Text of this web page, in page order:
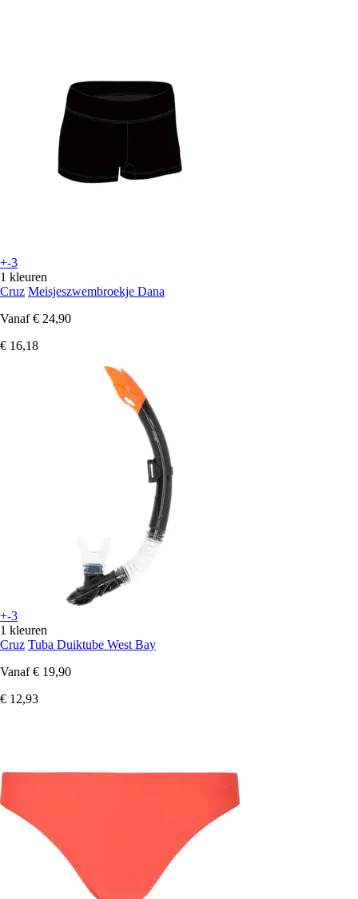
+-3
1 kleuren
Cruz Meisjeszwembroekje Dana
Vanaf € 24,90
€ 16,18
+-3
1 kleuren
Cruz Tuba Duiktube West Bay
Vanaf € 19,90
€ 12,93